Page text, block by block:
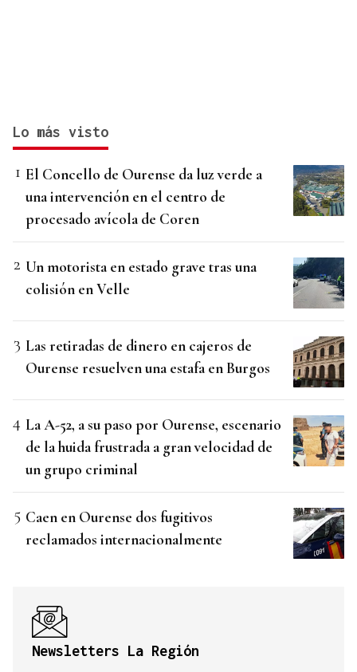
Lo más visto
El Concello de Ourense da luz verde a
una intervención en el centro de
procesado avícola de Coren
Un motorista en estado grave tras una
colisión en Velle
Las retiradas de dinero en cajeros de
Ourense resuelven una estafa en Burgos
La A-52, a su paso por Ourense, escenario
de la huida frustrada a gran velocidad de
un grupo criminal
Caen en Ourense dos fugitivos
reclamados internacionalmente
Newsletters La Región